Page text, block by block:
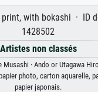
with bokashi · ID
1428502
Artistes non classés
Musashi · Ando or Utagawa
photo, carton aquarelle,
papier japonais.